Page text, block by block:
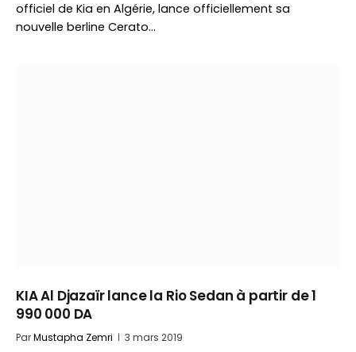
officiel de Kia en Algérie, lance officiellement sa
nouvelle berline Cerato…
KIA Al Djazaïr lance la Rio Sedan à partir de 1
990 000 DA
ParMustapha Zemri 3 mars 2019